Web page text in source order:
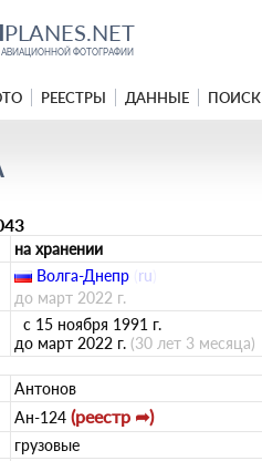
PLANES.NET
АВИАЦИОННОЙ ФОТОГРАФИИ
РЕЕСТРЫ ДАННЫЕ ПОИСК
на хранении
Волга-Днепр ru
до март 2022 г.
с 15 ноября 1991 г.
до март 2022 г. (30 лет 3 месяца)
Антонов
Ан-124 (реестр ➦)
грузовые